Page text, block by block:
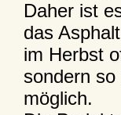
Daher ist
das
im Herbst
sondern
möglich.